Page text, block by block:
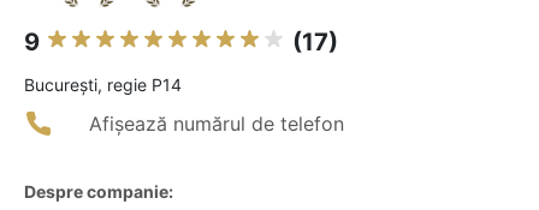
9 (17)
Bucureşti, regie P14
Afișează numărul de telefon
Despre companie: